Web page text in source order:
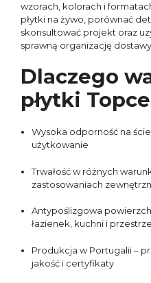
wzorach, kolorach i
płytki na żywo, porównać
skonsultować projekt oraz
sprawną organizację dostawy.
Dlaczego
płytki
Wysoka odporność na
użytkowanie
Trwałość w różnych
zastosowaniach
Antypoślizgowa
łazienek, kuchni i
Produkcja w Portugalii –
jakość i certyfikaty